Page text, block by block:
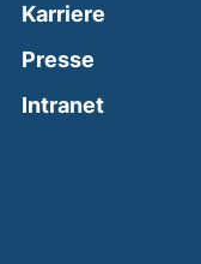
Karriere
Presse
Intranet(external